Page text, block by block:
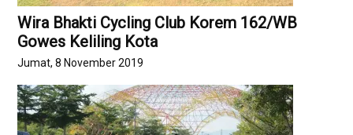
Wira Bhakti Cycling Club Korem 162/WB
Gowes Keliling Kota
Jumat, 8 November 2019